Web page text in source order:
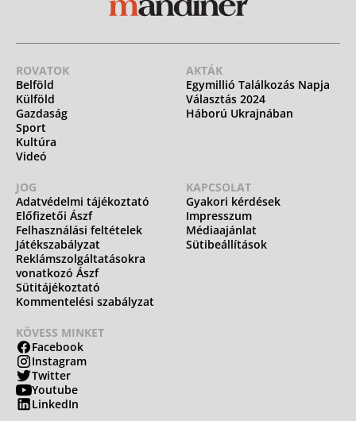
ROVATOK
Belföld
Külföld
Gazdaság
Sport
Kultúra
Videó
AKTÁK
Egymillió Találkozás Napja
Választás 2024
Háború Ukrajnában
JOG
Adatvédelmi tájékoztató
Előfizetői Ászf
Felhasználási feltételek
Játékszabályzat
Reklámszolgáltatásokra
vonatkozó Ászf
Sütitájékoztató
Kommentelési szabályzat
KAPCSOLAT
Gyakori kérdések
Impresszum
Médiaajánlat
Sütibeállítások
KÖVESS MINKET
Facebook
Instagram
Twitter
Youtube
LinkedIn